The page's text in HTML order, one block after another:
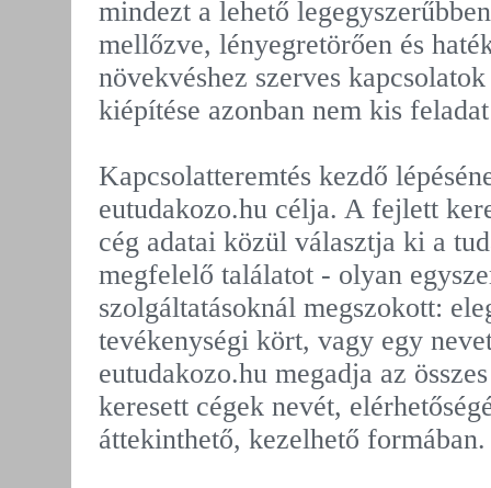
mindezt a lehető
mellőzve, lényegretörően és
növekvéshez szerves
kiépítése azonban nem kis
Kapcsolatteremtés kezdő
eutudakozo.hu célja. A fejlett
cég adatai közül választja ki a
megfelelő találatot - olyan
szolgáltatásoknál megszokott:
tevékenységi kört, vagy egy
eutudakozo.hu megadja az
keresett cégek nevét,
áttekinthető, kezelhető formában.